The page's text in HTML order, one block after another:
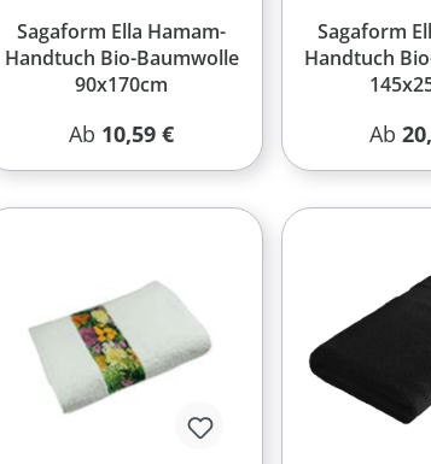
Sagaform Ella Hamam-
Handtuch Bio-Baumwolle
90x170cm
Regulärer Preis:
Ab 10,59 €
Sagaform
Handtuch
Ab